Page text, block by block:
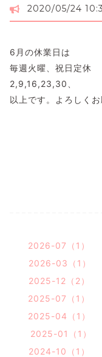
2020/05/24
6月の休業日は
毎週火曜、祝日定休
2,9,16,23,30、
以上です。よろしくお
2026-07（1）
2026-03（1）
2025-12（2）
2025-07（1）
2025-04（1）
2025-01（1）
2024-10（1）